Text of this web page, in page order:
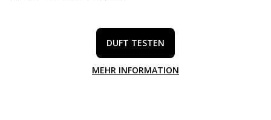
DUFT TESTEN
MEHR INFORMATION